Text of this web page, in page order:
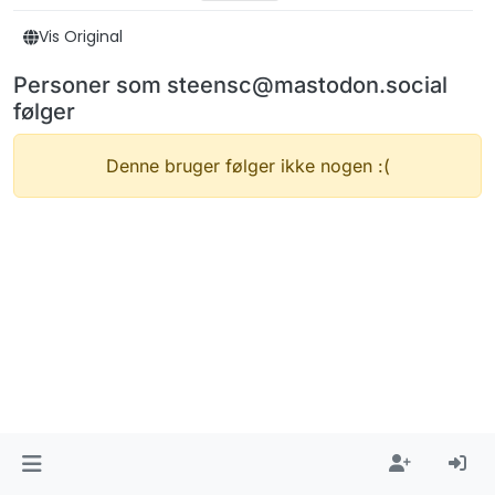
Vis Original
Personer som steensc@mastodon.social
følger
Denne bruger følger ikke nogen :(